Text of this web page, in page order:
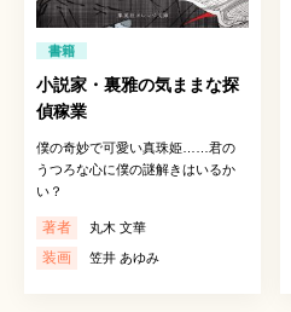
書籍
小説家・裏雅の気ままな探
偵稼業
僕の奇妙で可愛い真珠姫……君の
うつろな心に僕の謎解きはいるか
い？
著者 丸木 文華
装画 笠井 あゆみ